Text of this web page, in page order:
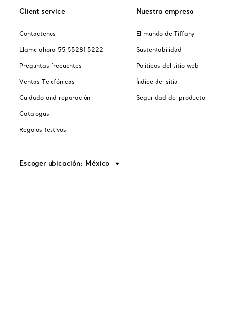
Client service
Contactenos
Llame ahora 55 55281 5222
Preguntas frecuentes
Ventas Telefónicas
Cuidado and reparación
Catalogus
Regalos festivos
Nuestra empresa
El mundo de Tiffany
Sustentabilidad
Políticas del sitio web
Índice del sitio
Seguridad del producto
Escoger ubicación: México